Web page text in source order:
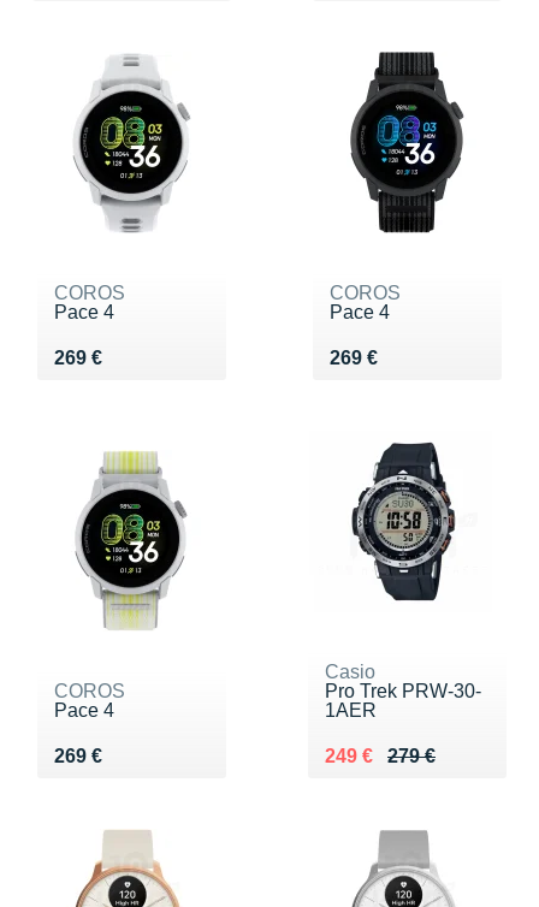
COROS
Pace 4
269 €
Vendu 269 €
COROS
Pace 4
269 €
Vendu 269 €
COROS
Pace 4
269 €
Vendu 269 €
Casio
Pro Trek PRW-30-
1AER
279 €
Au lieu de 279 €
249 €
Vendu 249 €